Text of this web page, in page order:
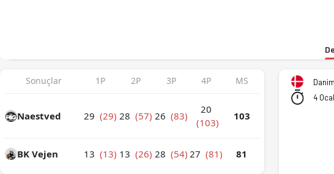
Sonuçlar 1P 2P 3P 4P MS
Naestved 29 (29) 28 (57) 26 (83)
20
(103)
103
BK Vejen 13 (13) 13 (26) 28 (54) 27 (81) 81
4